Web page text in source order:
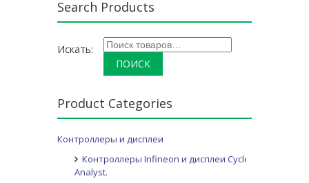
Search Products
Искать:
Product Categories
Контроллеры и дисплеи
Контроллеры Infineon и дисплеи Cycle
Analyst.